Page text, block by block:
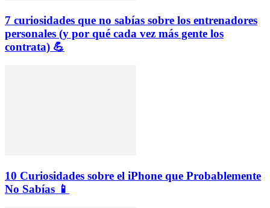
7 curiosidades que no sabías sobre los entrenadores
personales (y por qué cada vez más gente los
contrata) 💪
10 Curiosidades sobre el iPhone que Probablemente
No Sabías 📱